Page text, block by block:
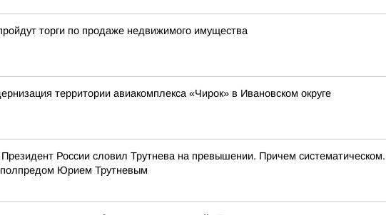
торги по продаже недвижимого имущества
территории авиакомплекса «Чирок» в Ивановском округе
России словил Трутнева на превышении. Причем
Юрием Трутневым